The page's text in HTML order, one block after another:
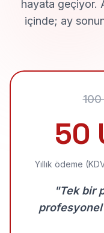
hayata geçiyor.
içinde; ay
100
50
Yıllık ödeme
"Tek bir
profesyonel